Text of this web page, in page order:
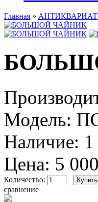
Главная » АНТИКВАРИАТ
Модель:
Наличие: 1
Цена: 5
Количество:
сравнение